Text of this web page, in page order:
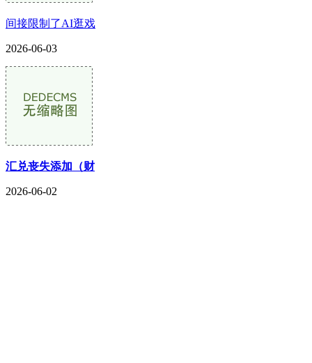
间接限制了AI逛戏
2026-06-03
汇兑丧失添加（财
2026-06-02